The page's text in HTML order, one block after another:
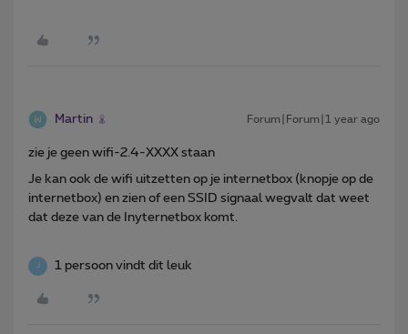
Martin Forum|Forum|1 year ago
zie je geen wifi-2.4-XXXX staan
Je kan ook de wifi uitzetten op je internetbox (knopje op de
internetbox) en zien of een SSID signaal wegvalt dat weet
dat deze van de Inyternetbox komt.
J 1 persoon vindt dit leuk